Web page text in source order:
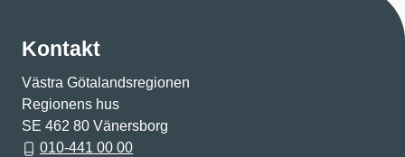
Kontakt
Västra Götalandsregionen
Regionens hus
SE 462 80 Vänersborg
010-441 00 00